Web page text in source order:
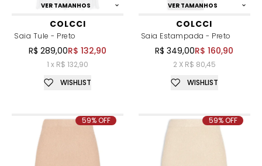
VER TAMANHOS
COLCCI
Saia Tule - Preto
R$ 289,00R$ 132,90
1 x R$ 132,90
WISHLIST
VER TAMANHOS
COLCCI
Saia Estampada - Preto
R$ 349,00R$ 160,90
2 X R$ 80,45
WISHLIST
59% OFF 59% OFF